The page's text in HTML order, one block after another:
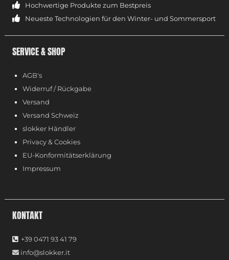
Hochwertige Produkte zum Bestpreis
Neueste Technologien für den Winter- und Sommersport
SERVICE & SHOP
AGB's
Widerruf / Rückgabe
Versand
Versand Schweiz
slokker Händler
Privacy & Cookies
EU-Konformitätserklärung
Impressum
KONTAKT
+39 0471 93 41 79
info@slokker.it